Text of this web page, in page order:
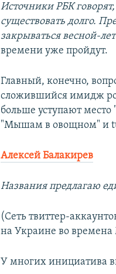
Источники РБК
существовать долго.
закрываться весной-
времени уже пройдут.
Главный, конечно,
сложившийся имидж
больше уступают
"Мышам в овощном" и
Алексей Балакирев
Названия предлагаю
(Сеть твиттер-
на Украине во
У многих инициатива